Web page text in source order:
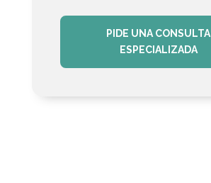
PIDE UNA CONSULTA
ESPECIALIZADA